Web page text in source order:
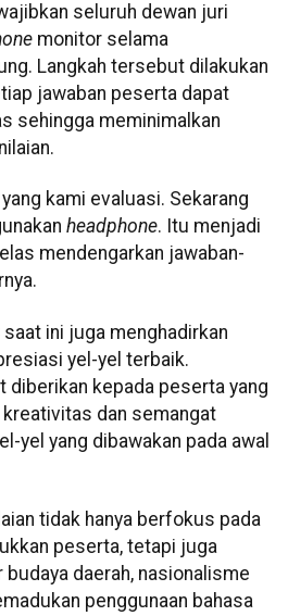
seluruh dewan juri
monitor selama
Langkah tersebut dilakukan
jawaban peserta dapat
sehingga meminimalkan
kami evaluasi. Sekarang
headphone. Itu menjadi
mendengarkan jawaban-
saat ini juga menghadirkan
yel-yel terbaik.
diberikan kepada peserta yang
dan semangat
yel yang dibawakan pada awal
tidak hanya berfokus pada
peserta, tetapi juga
daerah, nasionalisme
penggunaan bahasa